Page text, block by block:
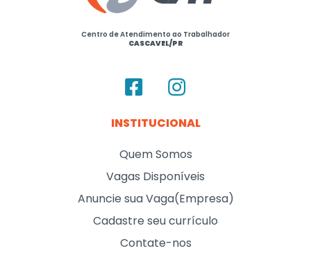
Centro de Atendimento ao Trabalhador
CASCAVEL/PR
INSTITUCIONAL
Quem Somos
Vagas Disponíveis
Anuncie sua Vaga(Empresa)
Cadastre seu currículo
Contate-nos